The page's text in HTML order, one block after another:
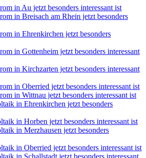
in Au jetzt besonders interessant ist
in Breisach am Rhein jetzt besonders
in Ehrenkirchen jetzt besonders
in Gottenheim jetzt besonders interessant
in Kirchzarten jetzt besonders interessant
in Oberried jetzt besonders interessant ist
in Wittnau jetzt besonders interessant ist
in Ehrenkirchen jetzt besonders
in Horben jetzt besonders interessant ist
in Merzhausen jetzt besonders
in Oberried jetzt besonders interessant ist
in Schallstadt jetzt besonders interessant